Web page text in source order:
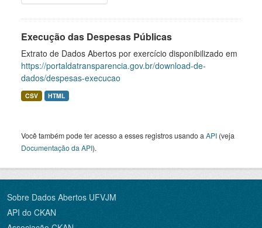
Execução das Despesas Públicas
Extrato de Dados Abertos por exercício disponibilizado em
https://portaldatransparencia.gov.br/download-de-
dados/despesas-execucao
CSV HTML
Você também pode ter acesso a esses registros usando a API (veja
Documentação da API).
Sobre Dados Abertos UFVJM
API do CKAN